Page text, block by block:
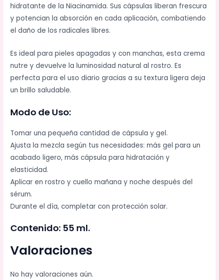
hidratante de la Niacinamida. Sus cápsulas liberan frescura
y potencian la absorción en cada aplicación, combatiendo
el daño de los radicales libres.
Es ideal para pieles apagadas y con manchas, esta crema
nutre y devuelve la luminosidad natural al rostro. Es
perfecta para el uso diario gracias a su textura ligera deja
un brillo saludable.
Modo de Uso:
Tomar una pequeña cantidad de cápsula y gel.
Ajusta la mezcla según tus necesidades: más gel para un
acabado ligero, más cápsula para hidratación y
elasticidad.
Aplicar en rostro y cuello mañana y noche después del
sérum.
Durante el día, completar con protección solar.
Contenido: 55 ml.
Valoraciones
No hay valoraciones aún.